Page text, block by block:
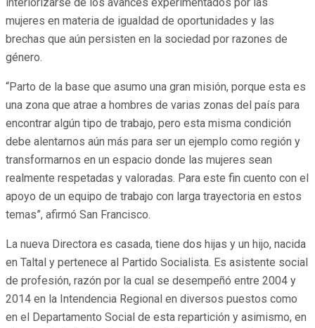
mujeres en materia de igualdad de oportunidades y las
brechas que aún persisten en la sociedad por razones de
género.
“Parto de la base que asumo una gran misión, porque esta es
una zona que atrae a hombres de varias zonas del país para
encontrar algún tipo de trabajo, pero esta misma condición
debe alentarnos aún más para ser un ejemplo como región y
transformarnos en un espacio donde las mujeres sean
realmente respetadas y valoradas. Para este fin cuento con el
apoyo de un equipo de trabajo con larga trayectoria en estos
temas”, afirmó San Francisco.
La nueva Directora es casada, tiene dos hijas y un hijo, nacida
en Taltal y pertenece al Partido Socialista. Es asistente social
de profesión, razón por la cual se desempeñó entre 2004 y
2014 en la Intendencia Regional en diversos puestos como
en el Departamento Social de esta repartición y asimismo, en